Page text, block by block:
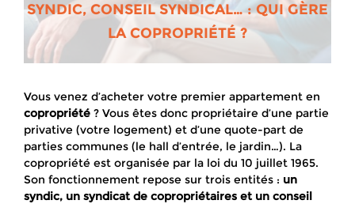
SYNDIC, CONSEIL SYNDICAL… : QUI GÈRE
LA COPROPRIÉTÉ ?
Vous venez d’acheter votre premier appartement en
copropriété ? Vous êtes donc propriétaire d’une partie
privative (votre logement) et d’une quote-part de
parties communes (le hall d’entrée, le jardin…). La
copropriété est organisée par la loi du 10 juillet 1965.
Son fonctionnement repose sur trois entités : un
syndic, un syndicat de copropriétaires et un conseil